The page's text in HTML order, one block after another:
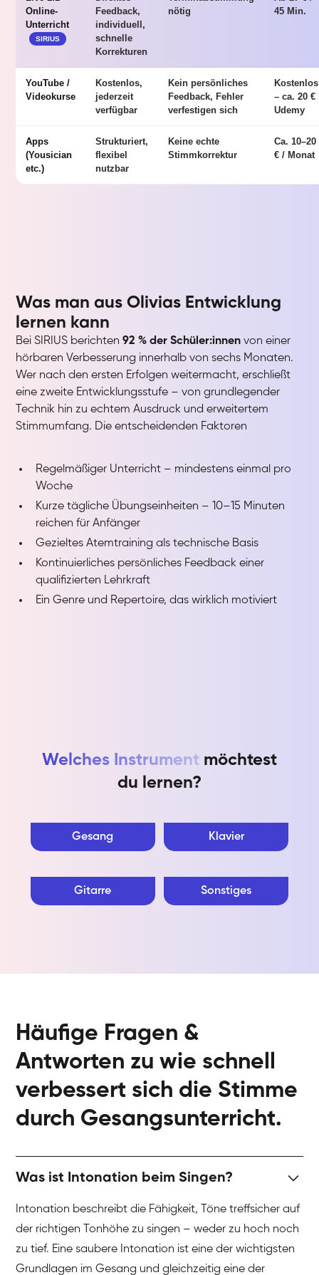
Online-
Unterricht
SIRIUS
Feedback,
individuell,
schnelle
Korrekturen
nötig
45 Min.
YouTube /
Videokurse
Kostenlos,
jederzeit
verfügbar
Kein persönliches
Feedback, Fehler
verfestigen sich
Kostenlos
– ca. 20 €
Udemy
Apps
(Yousician
etc.)
Strukturiert,
flexibel
nutzbar
Keine echte
Stimmkorrektur
Ca. 10–20
€ / Monat
Was man aus Olivias Entwicklung
lernen kann
Bei SIRIUS berichten92 % der Schüler:innen von einer
hörbaren Verbesserung innerhalb von sechs Monaten.
Wer nach den ersten Erfolgen weitermacht, erschließt
eine zweite Entwicklungsstufe – von grundlegender
Technik hin zu echtem Ausdruck und erweitertem
Stimmumfang. Die entscheidenden Faktoren
Regelmäßiger Unterricht – mindestens einmal pro
Woche
Kurze tägliche Übungseinheiten – 10–15 Minuten
reichen für Anfänger
Gezieltes Atemtraining als technische Basis
Kontinuierliches persönliches Feedback einer
qualifizierten Lehrkraft
Ein Genre und Repertoire, das wirklich motiviert
Welches Instrument möchtest
du lernen?
Gesang Klavier
Gitarre Sonstiges
Häufige Fragen &
Antworten zu wie schnell
verbessert sich die Stimme
durch Gesangsunterricht.
Was ist Intonation beim Singen?
Intonation beschreibt die Fähigkeit, Töne treffsicher auf
der richtigen Tonhöhe zu singen – weder zu hoch noch
zu tief. Eine saubere Intonation ist eine der wichtigsten
Grundlagen im Gesang und gleichzeitig eine der